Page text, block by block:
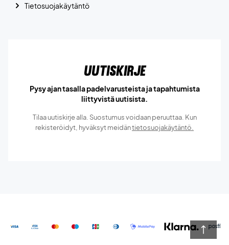
Tietosuojakäytäntö
Uutiskirje
Pysy ajan tasalla padelvarusteista ja tapahtumista
liittyvistä uutisista.
Tilaa uutiskirje alla. Suostumus voidaan peruuttaa. Kun
rekisteröidyt, hyväksyt meidäntietosuojakäytäntö.